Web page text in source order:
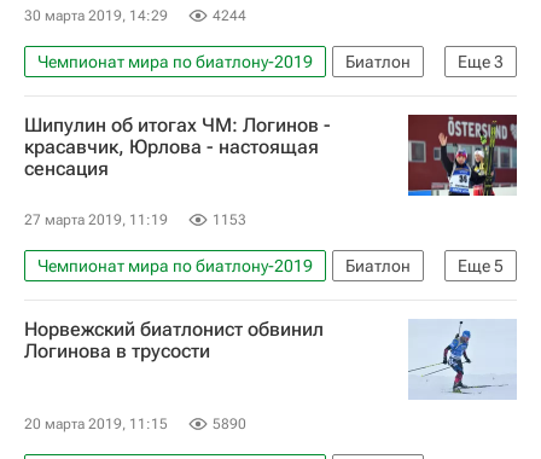
30 марта 2019, 14:29 4244
Еще3
Чемпионат мира по биатлону-2019
Биатлон
Чемпионат России по биатлону
Чемпионат мира по биатлону
Александр Логинов (биатлонист)
Шипулин об итогах ЧМ: Логинов -
красавчик, Юрлова - настоящая
сенсация
27 марта 2019, 11:19 1153
Еще5
Чемпионат мира по биатлону-2019
Биатлон
Антон Шипулин
Сборная России по биатлону
Екатерина Юрлова-Перхт
Александр Логинов (биатлонист)
Норвежский биатлонист обвинил
Логинова в трусости
20 марта 2019, 11:15 5890